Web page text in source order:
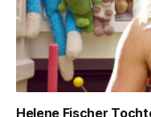
Helene Fischer